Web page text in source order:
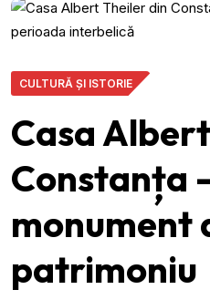
CULTURĂ ȘI ISTORIE
Casa
Constanța
monument
patrimoniu